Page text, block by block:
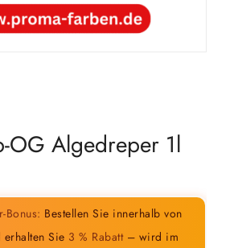
OG Algedreper 1l
Bonus: Bestellen Sie innerhalb von
erhalten Sie 3 % Rabatt– wird im